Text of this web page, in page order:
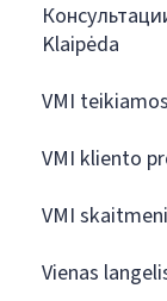
Klaipėda
VMI
VMI kliento
VMI
Vienas